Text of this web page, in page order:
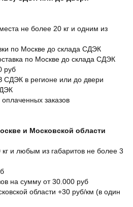
не более 20 кг и одним из
по Москве до склада СДЭК
по Москве до склада СДЭК
руб
СДЭК в регионе или до двери
оплаченных заказов
и Московской области
и любым из габаритов не более 3
на сумму от 30.000 руб
области +30 руб/км (в один